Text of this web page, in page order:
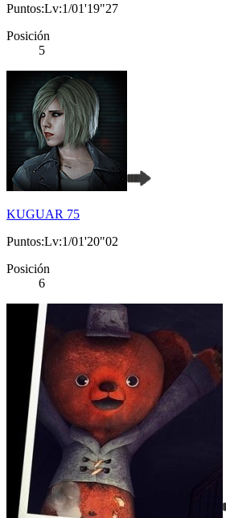
Puntos:Lv:1/01'19"27
Posición
5
KUGUAR 75
Puntos:Lv:1/01'20"02
Posición
6